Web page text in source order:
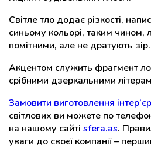
Світле тло додає різкості,
синьому кольорі, таким чином,
помітними, але не дратують зір.
Акцентом служить фрагмент
срібними дзеркальними
Замовити виготовлення
світлових ви можете по
на нашому сайті sfera.as.
уваги до своєї компанії –